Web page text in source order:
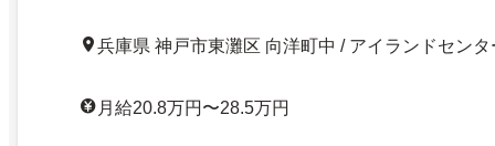
兵庫県 神戸市東灘区 向洋町中 / アイランドセン
月給20.8万円〜28.5万円